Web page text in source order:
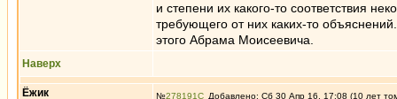
и степени их какого-то соответствия
требующего от них каких-то
этого Абрама Моисеевича.
Наверх
Ёжик №278191 Добавлено: Сб 30 Апр 16, 17:08 (10 лет